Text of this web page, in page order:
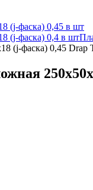
(j-фаска) 0,45 в шт
(j-фаска) 0,4 в шт
(j-фаска) 0,45